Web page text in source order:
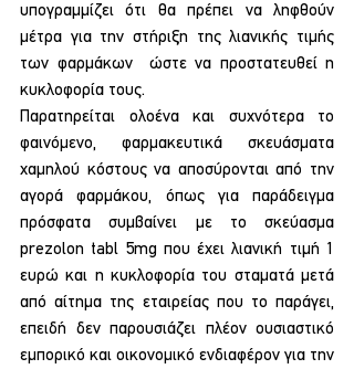
υπογραμμίζει ότι θα πρέπει να ληφθούν
μέτρα για την στήριξη της λιανικής τιμής
των φαρμάκων  ώστε να προστατευθεί η
κυκλοφορία τους.
Παρατηρείται ολοένα και συχνότερα το
φαινόμενο, φαρμακευτικά σκευάσματα
χαμηλού κόστους να αποσύρονται από την
αγορά φαρμάκου, όπως για παράδειγμα
πρόσφατα συμβαίνει με το σκεύασμα
prezolon tabl 5mg που έχει λιανική τιμή 1
ευρώ και η κυκλοφορία του σταματά μετά
από αίτημα της εταιρείας που το παράγει,
επειδή δεν παρουσιάζει πλέον ουσιαστικό
εμπορικό και οικονομικό ενδιαφέρον για την